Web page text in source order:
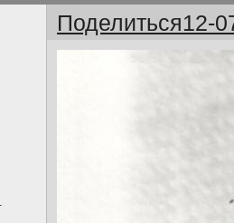
Поделиться12-